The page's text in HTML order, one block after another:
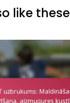
like these